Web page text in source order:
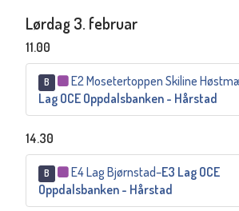
Lørdag 3. februar
11.00
B E2 Mosetertoppen Skiline
Lag OCE Oppdalsbanken - Hårstad
14.30
B E4 Lag Bjørnstad–E3 Lag OCE
Oppdalsbanken - Hårstad